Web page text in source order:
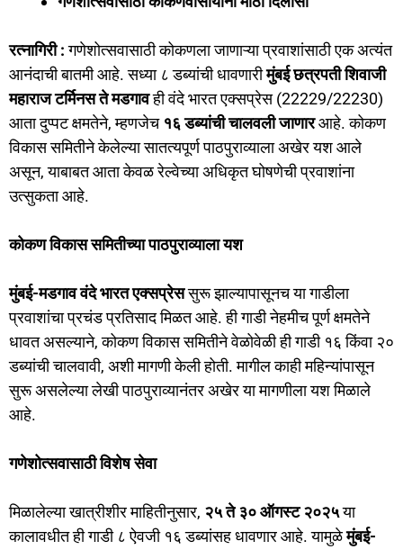
c
e
b
o
o
k
st
o
d
o
n
ai
l
ar
e
रत्नागिरी :गणेशोत्सवासाठी कोकणला जाणाऱ्या प्रवाशांसाठी एक अत्यंत
आनंदाची बातमी आहे. सध्या ८ डब्यांची धावणारीमुंबई छत्रपती शिवाजी
महाराज टर्मिनस ते मडगावही वंदे भारत एक्सप्रेस (22229/22230)
आता दुप्पट क्षमतेने, म्हणजेच १६ डब्यांची चालवली जाणारआहे. कोकण
विकास समितीने केलेल्या सातत्यपूर्ण पाठपुराव्याला अखेर यश आले
असून, याबाबत आता केवळ रेल्वेच्या अधिकृत घोषणेची प्रवाशांना
उत्सुकता आहे.
कोकण विकास समितीच्या पाठपुराव्याला यश
मुंबई-मडगाव वंदे भारत एक्सप्रेससुरू झाल्यापासूनच या गाडीला
प्रवाशांचा प्रचंड प्रतिसाद मिळत आहे. ही गाडी नेहमीच पूर्ण क्षमतेने
धावत असल्याने, कोकण विकास समितीने वेळोवेळी ही गाडी १६ किंवा २०
डब्यांची चालवावी, अशी मागणी केली होती. मागील काही महिन्यांपासून
सुरू असलेल्या लेखी पाठपुराव्यानंतर अखेर या मागणीला यश मिळाले
आहे.
गणेशोत्सवासाठी विशेष सेवा
मिळालेल्या खात्रीशीर माहितीनुसार, २५ ते ३० ऑगस्ट २०२५या
कालावधीत ही गाडी ८ ऐवजी १६ डब्यांसह धावणार आहे. यामुळेमुंबई-